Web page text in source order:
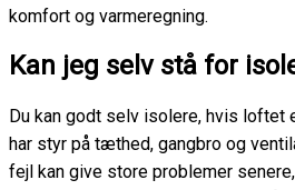
komfort og varmeregning.
Kan jeg selv stå for
Du kan godt selv isolere, hvis
har styr på tæthed, gangbro og
fejl kan give store problemer